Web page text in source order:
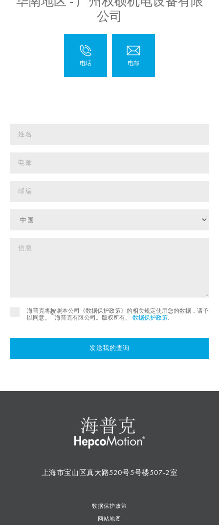
公司
海普克将按照本公司《数据保护政策》的相关规定使用您的数据，请予
以同意。
©
海普克有限公司。版权所有。 数据保护政策.
发送我的查询
上海市宝山区真大路520号5号楼507-2室
数据保护政策
网站地图